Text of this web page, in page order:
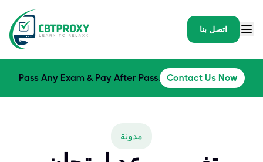
اتصل بنا
Pass Any Exam & Pay After Pass. Contact Us Now
مدونة